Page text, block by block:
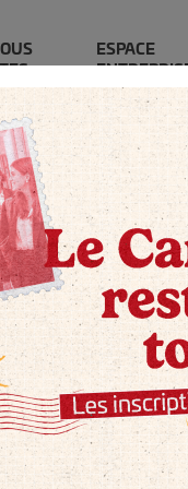
ESPACE
Nos
Bachelor Business
Bachelor Business &
en 3 ans)
Bachelors (Bac +3)
Cursus initial